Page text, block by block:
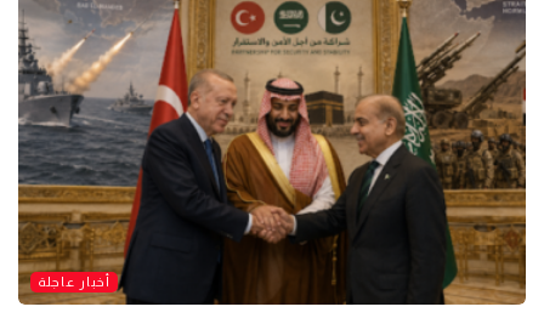
أخبار عاجلة